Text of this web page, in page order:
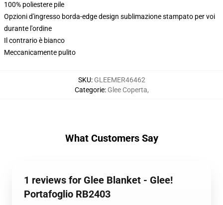
100% poliestere pile
Opzioni d'ingresso borda-edge design sublimazione stampato per voi
durante l'ordine
Il contrario è bianco
Meccanicamente pulito
SKU: GLEEMER46462
Categorie: Glee Coperta,
What Customers Say
1 reviews for Glee Blanket - Glee!
Portafoglio RB2403